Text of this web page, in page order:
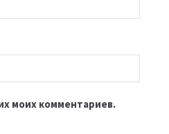
моих комментариев.